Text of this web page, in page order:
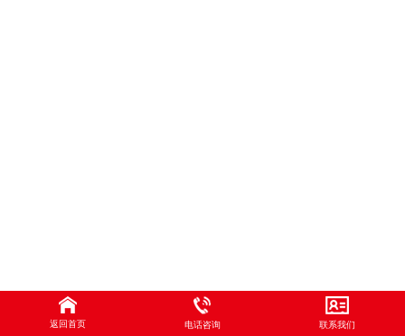
返回首页 电话咨询 联系我们